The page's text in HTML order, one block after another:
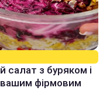
салат з буряком і
фірмовим